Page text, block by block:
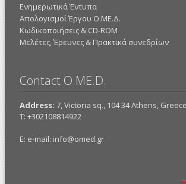
Ενημερωτικά Έντυπα
Απολογισμοί Έργου Ο.ΜΕ.Δ.
Κωδικοποιήσεις & CD-ROM
Mελέτες, Έρευνες & Πρακτικά συνεδρίων
Contact O.ME.D.
Address: 7, Victoria sq., 104 34 Athens, Greece
Τ: +302108814922
E: e-mail: info@omed.gr